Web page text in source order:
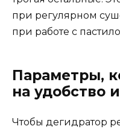
при регулярном
при работе с
Параметры,
на удобство
Чтобы дегидратор